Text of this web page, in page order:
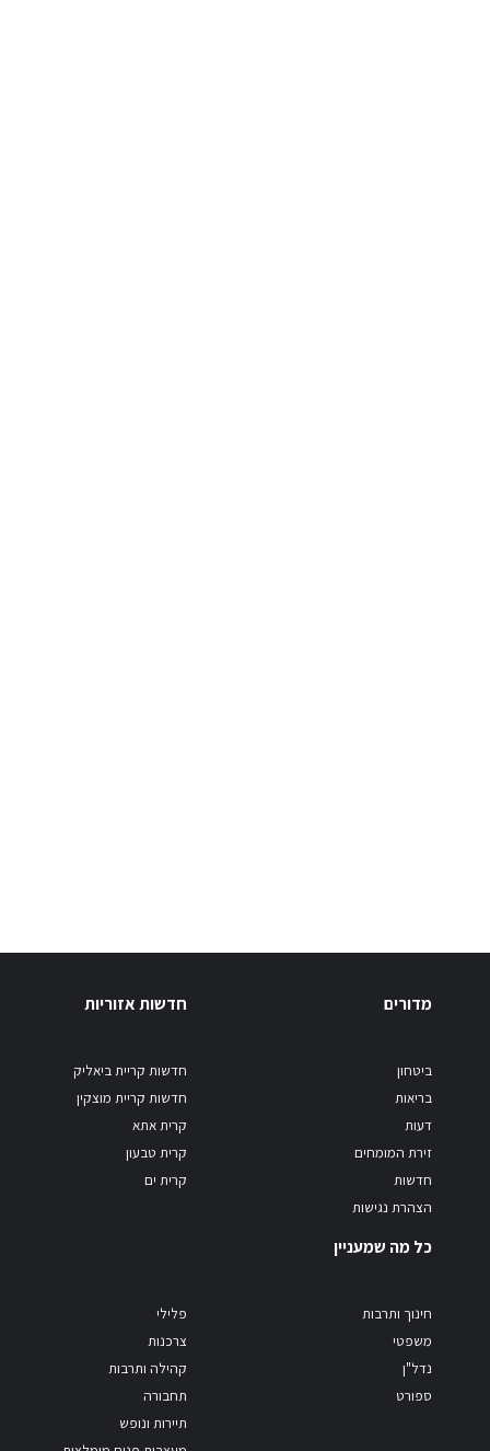
מדורים
ביטחון
בריאות
דעות
זירת המומחים
חדשות
הצהרת נגישות
חדשות אזוריות
חדשות קריית ביאליק
חדשות קריית מוצקין
קרית אתא
קרית טבעון
קרית ים
כל מה שמעניין
חינוך ותרבות
משפטי
נדל"ן
ספורט
פלילי
צרכנות
קהילה ותרבות
תחבורה
תיירות ונופש